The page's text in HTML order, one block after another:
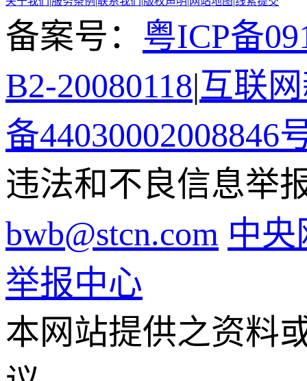
备案号： 粤ICP备
B2-20080118|互联
备44030002008846
违法和不良信息举
bwb@stcn.com 中
举报中心
本网站提供之资料